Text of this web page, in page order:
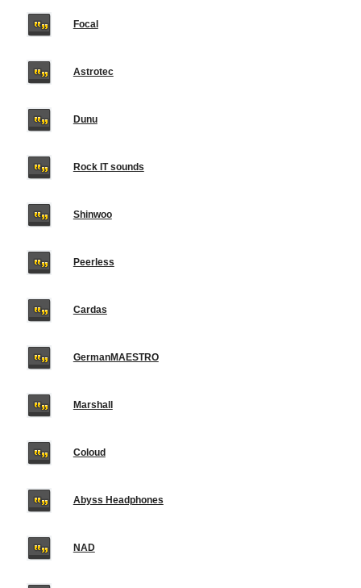
Focal
Astrotec
Dunu
Rock IT sounds
Shinwoo
Peerless
Cardas
GermanMAESTRO
Marshall
Coloud
Abyss Headphones
NAD